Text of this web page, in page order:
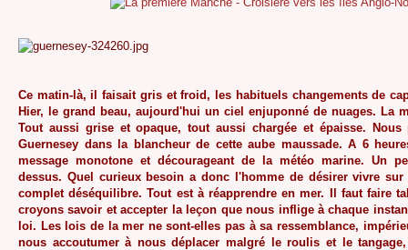
Ce matin-là, il faisait gris et froid, les habituels changements de
Hier, le grand beau, aujourd'hui un ciel enjuponné de nuages. La
Tout aussi grise et opaque, tout aussi chargée et épaisse.
Guernesey dans la blancheur de cette aube maussade. A 6
message monotone et décourageant de la météo marine. Un
dessus. Quel curieux besoin a donc l'homme de désirer vivre
complet déséquilibre. Tout est à réapprendre en mer. Il faut faire
croyons savoir et accepter la leçon que nous inflige à chaque
loi. Les lois de la mer ne sont-elles pas à sa ressemblance,
nous accoutumer à nous déplacer malgré le roulis et le